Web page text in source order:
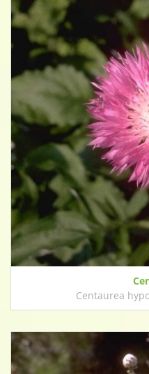
Centaurea